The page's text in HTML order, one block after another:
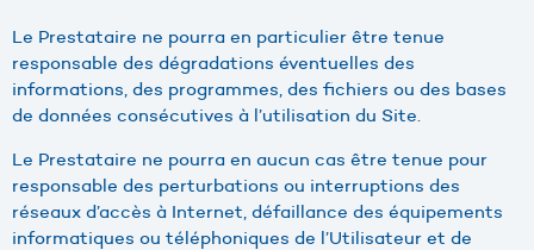
Le Prestataire ne pourra en particulier être tenue
responsable des dégradations éventuelles des
informations, des programmes, des fichiers ou des bases
de données consécutives à l’utilisation du Site.
Le Prestataire ne pourra en aucun cas être tenue pour
responsable des perturbations ou interruptions des
réseaux d’accès à Internet, défaillance des équipements
informatiques ou téléphoniques de l’Utilisateur et de